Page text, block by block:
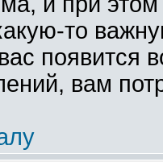
то
появится
вам